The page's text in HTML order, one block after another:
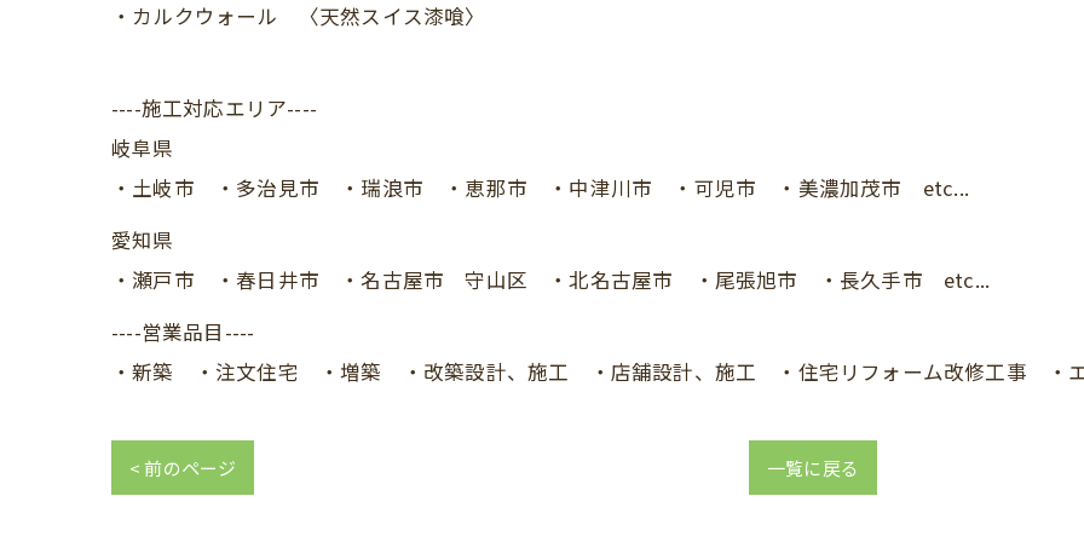
・カルクウォール 〈天然スイス漆喰〉
----施工対応エリア----
岐阜県
・土岐市 ・多治見市 ・瑞浪市 ・恵那市 ・中津川市 ・可児市 ・美濃加茂市 etc...
愛知県
・瀬戸市 ・春日井市 ・名古屋市 守山区 ・北名古屋市 ・尾張旭市 ・長久手市 etc...
----営業品目----
・新築 ・注文住宅 ・増築 ・改築設計、施工 ・店舗設計、施工 ・住宅リフォーム改修工事 ・
< 前のページ 一覧に戻る